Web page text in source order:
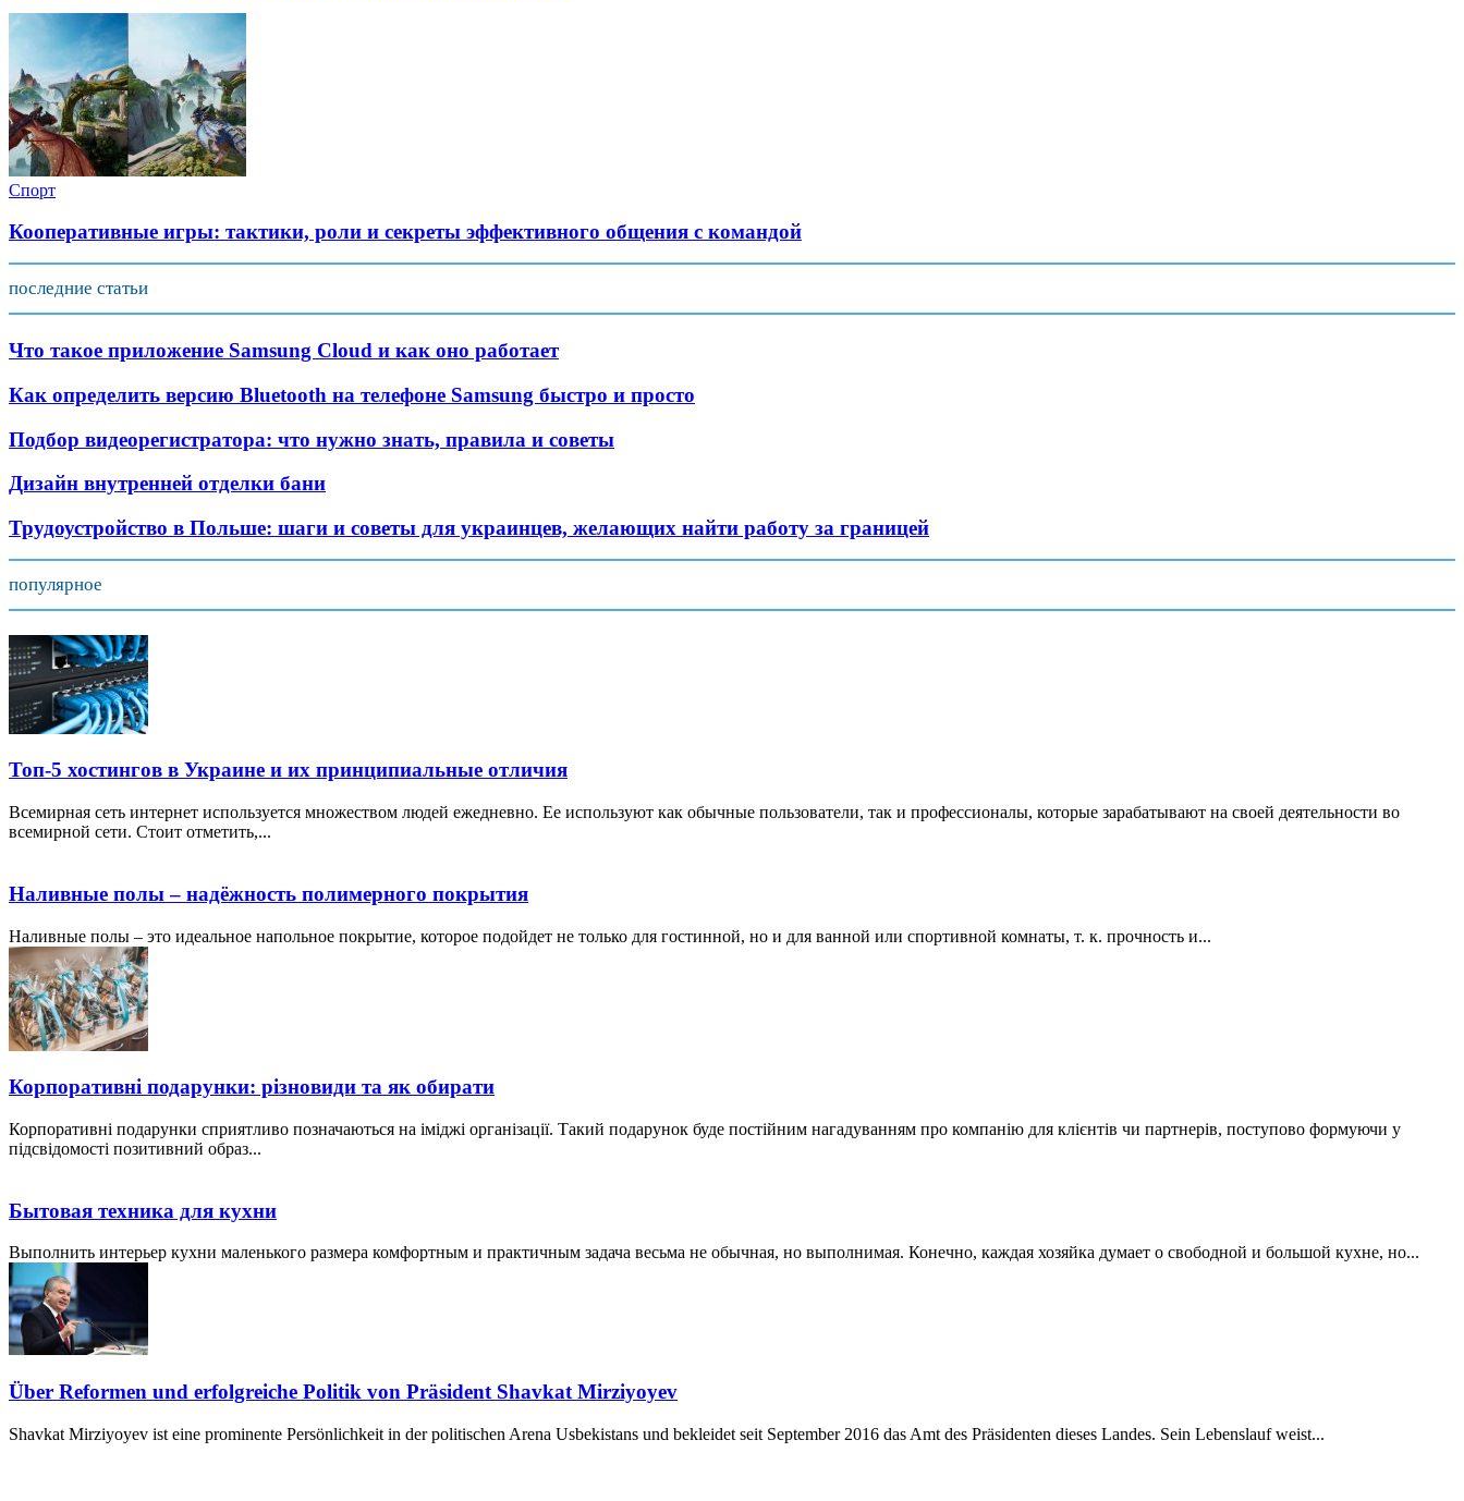
Спорт
Кооперативные игры: тактики, роли и секреты эффективного общения с командой
последние статьи
Что такое приложение Samsung Cloud и как оно работает
Как определить версию Bluetooth на телефоне Samsung быстро и просто
Подбор видеорегистратора: что нужно знать, правила и советы
Дизайн внутренней отделки бани
Трудоустройство в Польше: шаги и советы для украинцев, желающих найти работу за границей
популярное
Топ-5 хостингов в Украине и их принципиальные отличия
Всемирная сеть интернет используется множеством людей ежедневно. Ее используют как обычные пользователи, так и профессионалы, которые зарабатывают на своей деятельности во
всемирной сети. Стоит отметить,...
Наливные полы – надёжность полимерного покрытия
Наливные полы – это идеальное напольное покрытие, которое подойдет не только для гостинной, но и для ванной или спортивной комнаты, т. к. прочность и...
Корпоративні подарунки: різновиди та як обирати
Корпоративні подарунки сприятливо позначаються на іміджі організації. Такий подарунок буде постійним нагадуванням про компанію для клієнтів чи партнерів, поступово формуючи у
підсвідомості позитивний образ...
Бытовая техника для кухни
Выполнить интерьер кухни маленького размера комфортным и практичным задача весьма не обычная, но выполнимая. Конечно, каждая хозяйка думает о свободной и большой кухне, но...
Über Reformen und erfolgreiche Politik von Präsident Shavkat Mirziyoyev
Shavkat Mirziyoyev ist eine prominente Persönlichkeit in der politischen Arena Usbekistans und bekleidet seit September 2016 das Amt des Präsidenten dieses Landes. Sein Lebenslauf weist...